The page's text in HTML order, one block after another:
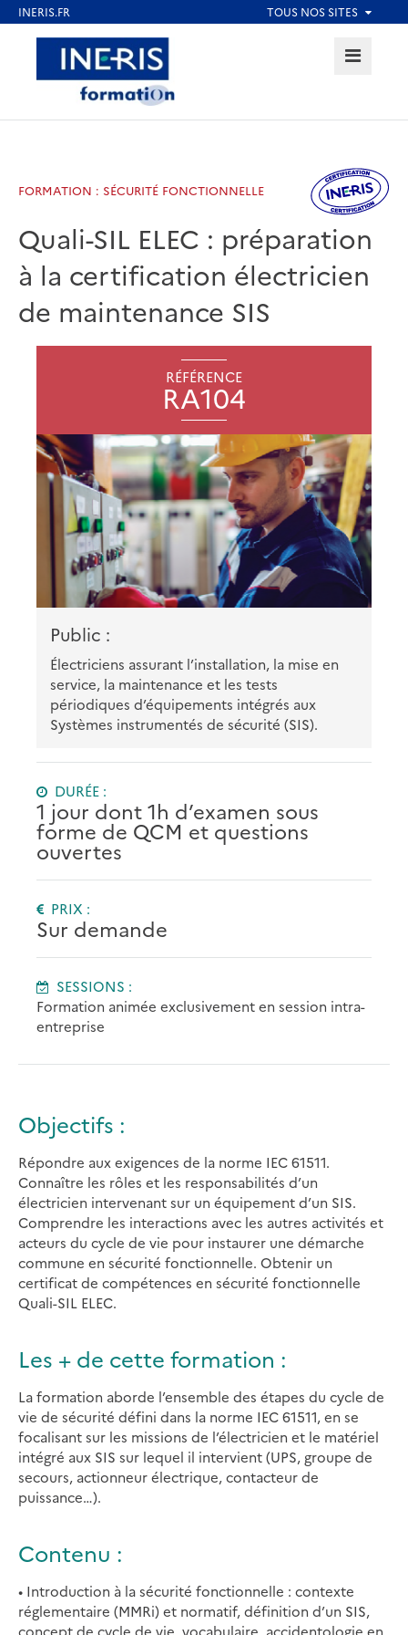
Aller au contenu
Aller au pied de page
MENU
FORMATION : SÉCURITÉ FONCTIONNELLE
Quali-SIL ELEC : préparation
à la certification électricien
de maintenance SIS
RÉFÉRENCE
RA104
Public :
Électriciens assurant l’installation, la mise en
service, la maintenance et les tests
périodiques d’équipements intégrés aux
Systèmes instrumentés de sécurité (SIS).
DURÉE :
1 jour dont 1h d’examen sous
forme de QCM et questions
ouvertes
PRIX :
Sur demande
SESSIONS :
Formation animée exclusivement en session intra-
entreprise
Objectifs :
Répondre aux exigences de la norme IEC 61511.
Connaître les rôles et les responsabilités d’un
électricien intervenant sur un équipement d’un SIS.
Comprendre les interactions avec les autres activités et
acteurs du cycle de vie pour instaurer une démarche
commune en sécurité fonctionnelle. Obtenir un
certificat de compétences en sécurité fonctionnelle
Quali-SIL ELEC.
Les + de cette formation :
La formation aborde l’ensemble des étapes du cycle de
vie de sécurité défini dans la norme IEC 61511, en se
focalisant sur les missions de l’électricien et le matériel
intégré aux SIS sur lequel il intervient (UPS, groupe de
secours, actionneur électrique, contacteur de
puissance…).
Contenu :
• Introduction à la sécurité fonctionnelle : contexte
réglementaire (MMRi) et normatif, définition d’un SIS,
concept de cycle de vie, vocabulaire, accidentologie en